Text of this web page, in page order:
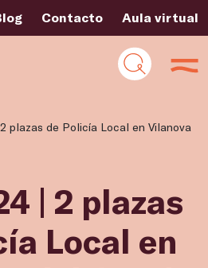
Contacto Aula virtual
2 plazas de Policía Local en Vilanova
| 2 plazas
Local en